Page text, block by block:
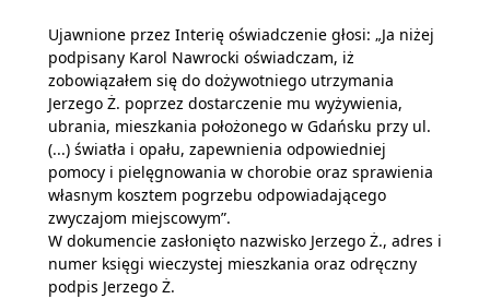
Ujawnione przez Interię oświadczenie głosi: „Ja niżej
podpisany Karol Nawrocki oświadczam, iż
zobowiązałem się do dożywotniego utrzymania
Jerzego Ż. poprzez dostarczenie mu wyżywienia,
ubrania, mieszkania położonego w Gdańsku przy ul.
(...) światła i opału, zapewnienia odpowiedniej
pomocy i pielęgnowania w chorobie oraz sprawienia
własnym kosztem pogrzebu odpowiadającego
zwyczajom miejscowym”.
W dokumencie zasłonięto nazwisko Jerzego Ż., adres i
numer księgi wieczystej mieszkania oraz odręczny
podpis Jerzego Ż.